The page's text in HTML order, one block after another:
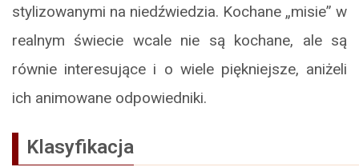
stylizowanymi na niedźwiedzia. Kochane „misie” w
realnym świecie wcale nie są kochane, ale są
równie interesujące i o wiele piękniejsze, aniżeli
ich animowane odpowiedniki.
Klasyfikacja